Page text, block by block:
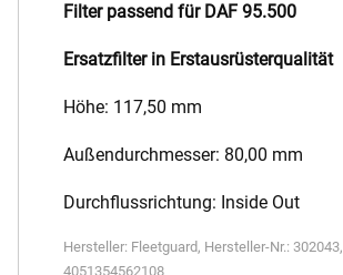
Filter passend für DAF 95.500
Ersatzfilter in Erstausrüsterqualität
Höhe: 117,50 mm
Außendurchmesser: 80,00 mm
Durchflussrichtung: Inside Out
Hersteller: Fleetguard , Hersteller-Nr.: 302043,
4051354562108